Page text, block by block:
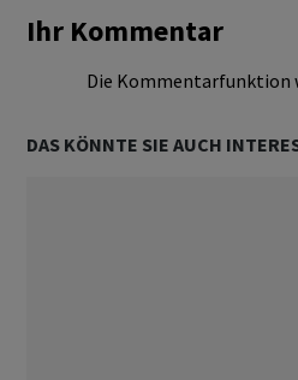
Ihr Kommentar
Die Kommentarfunktion
DAS KÖNNTE SIE AUCH